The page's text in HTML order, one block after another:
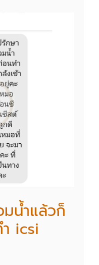
น้ำแล้วก็
icsi